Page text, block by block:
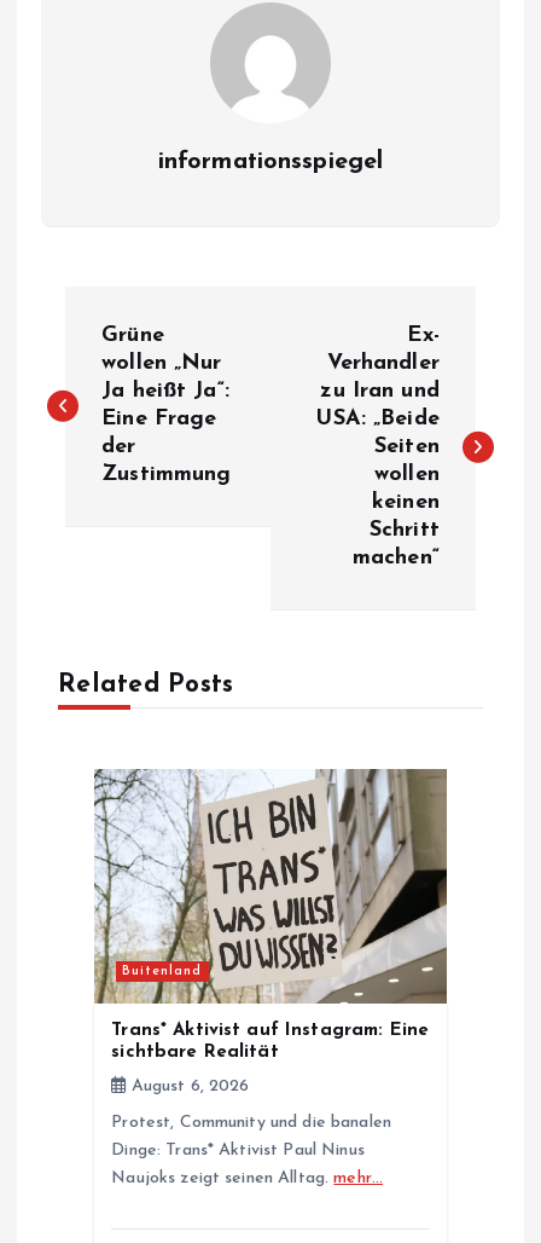
informationsspiegel
s
v
Grüne
wollen „Nur
Ja heißt Ja“:
Eine Frage
der
Zustimmung
Ex-
Verhandler
zu Iran und
USA: „Beide
Seiten
wollen
keinen
Schritt
machen“
Related Posts
Buitenland
Trans* Aktivist auf Instagram: Eine
sichtbare Realität
August 6, 2026
Protest, Community und die banalen
Dinge: Trans* Aktivist Paul Ninus
Naujoks zeigt seinen Alltag.mehr…